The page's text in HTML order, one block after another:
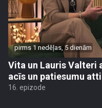
pirms 1 nedēļas, 5 dienām
Vita un Lauris Valteri
acīs un patiesumu
16. epizode